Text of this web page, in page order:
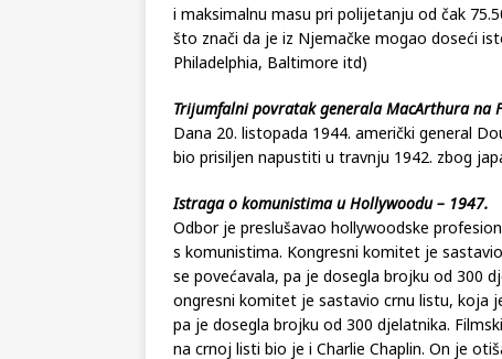
Sjedinjene Američke Države. Taj bombarder
i maksimalnu masu pri polijetanju od čak
što znači da je iz Njemačke mogao doseći
Trijumfalni povratak generala MacArthura na
Dana 20. listopada 1944. američki general
Istraga o komunistima u Hollywoodu – 1947.
Odbor je preslušavao hollywoodske
s komunistima. Kongresni komitet je
se povećavala, pa je dosegla brojku od 300
ongresni komitet je sastavio crnu listu, koja
pa je dosegla brojku od 300 djelatnika.